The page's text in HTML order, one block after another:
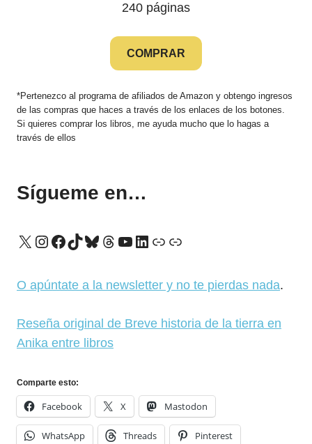
240 páginas
COMPRAR
*Pertenezco al programa de afiliados de Amazon y obtengo ingresos
de las compras que haces a través de los enlaces de los botones.
Si quieres comprar los libros, me ayuda mucho que lo hagas a
través de ellos
Sígueme en…
X Instagram
Facebook
TikTok
Bluesky
Threads
YouTube
LinkedIn
Enlace
Enlace
O apúntate a la newsletter y no te pierdas nada.
Reseña original de Breve historia de la tierra en
Anika entre libros
Comparte esto:
Facebook X Mastodon
WhatsApp Threads Pinterest